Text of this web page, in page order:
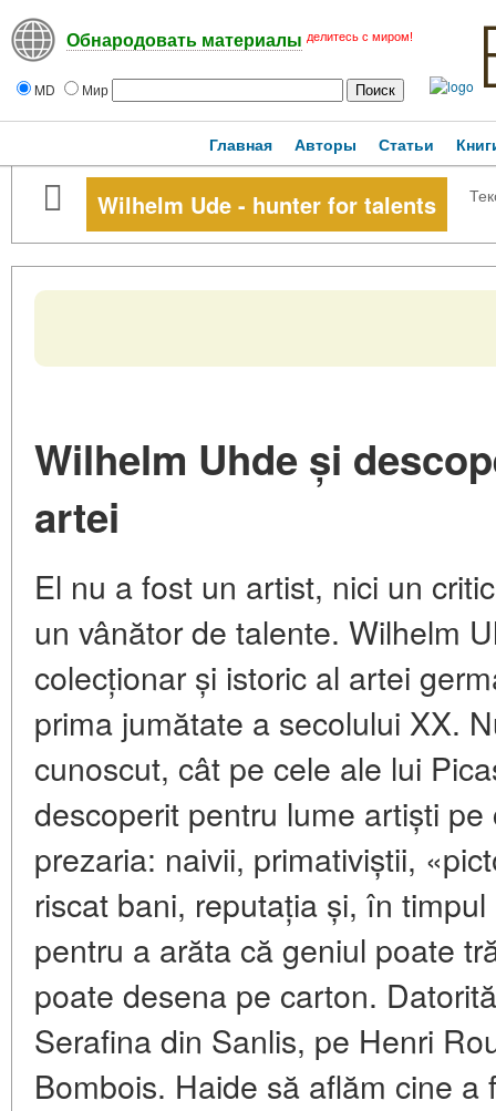
Обнародовать материалы делитесь с миром!
MD Мир
Главная Авторы Статьи
Wilhelm Ude - hunter for talents
Wilhelm Uhde și
artei
El nu a fost un artist, nici un
un vânător de talente. Wilhelm
colecționar și istoric al artei
prima jumătate a secolului XX.
cunoscut, cât pe cele ale lui
descoperit pentru lume artiști
prezaria: naivii, primativiștii,
riscat bani, reputația și, în
pentru a arăta că geniul poate
poate desena pe carton.
Serafina din Sanlis, pe Henri
Bombois. Haide să aflăm cine